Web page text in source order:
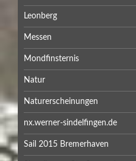
Leonberg
Messen
Mondfinsternis
Natur
Naturerscheinungen
nx.werner-sindelfingen.de
Sail 2015 Bremerhaven